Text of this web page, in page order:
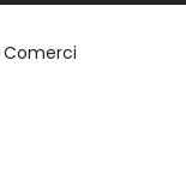
Comerci